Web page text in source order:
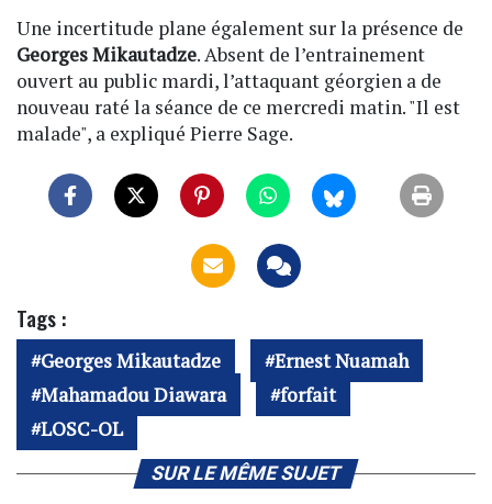
Une incertitude plane également sur la présence de
Georges Mikautadze. Absent de l’entrainement
ouvert au public mardi, l’attaquant géorgien a de
nouveau raté la séance de ce mercredi matin. "Il est
malade", a expliqué Pierre Sage.
Tags :
Georges Mikautadze
Ernest Nuamah
Mahamadou Diawara
forfait
LOSC-OL
SUR LE MÊME SUJET